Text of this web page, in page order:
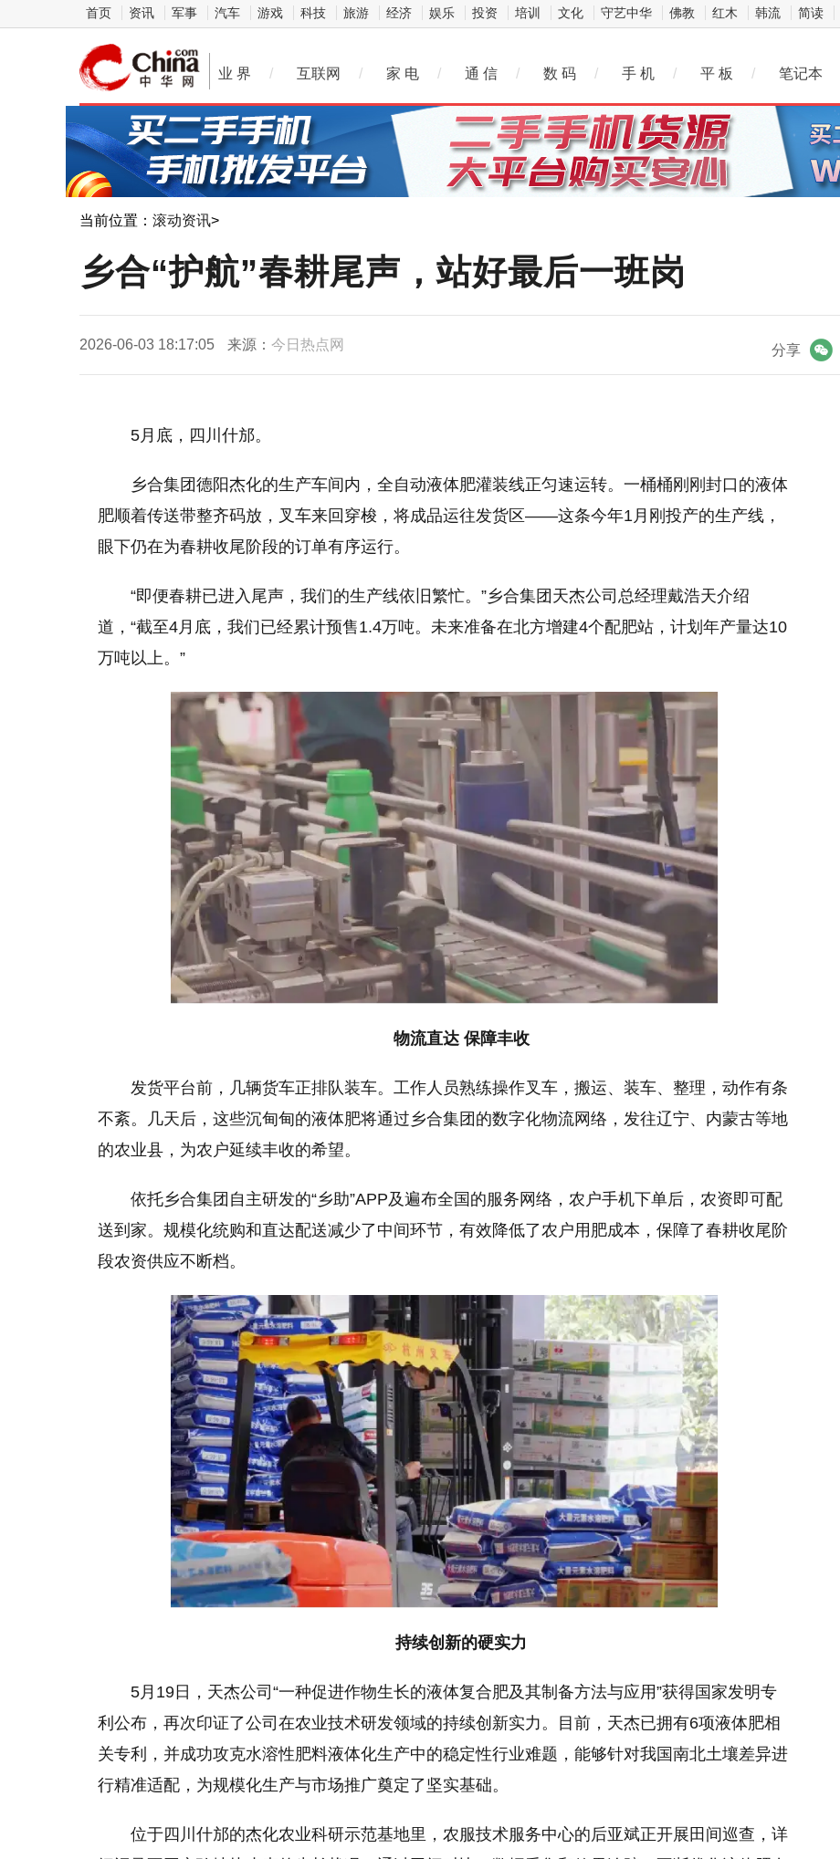
首页 资讯 军事 汽车 游戏 科技 旅游 经济 娱乐 投资 培训 文化 守艺中华 佛教 红木 韩流 简读
业 界 / 互联网 / 家 电 / 通 信 / 数 码 / 手 机 / 平 板 / 笔记本
当前位置： 滚动资讯>
乡合“护航”春耕尾声，站好最后一班岗
2026-06-03 18:17:05 来源： 今日热点网 分享
5月底，四川什邡。
乡合集团德阳杰化的生产车间内，全自动液体肥灌装线正匀速运转。一桶桶刚刚封口的液体
肥顺着传送带整齐码放，叉车来回穿梭，将成品运往发货区——这条今年1月刚投产的生产线，
眼下仍在为春耕收尾阶段的订单有序运行。
“即便春耕已进入尾声，我们的生产线依旧繁忙。”乡合集团天杰公司总经理戴浩天介绍
道，“截至4月底，我们已经累计预售1.4万吨。未来准备在北方增建4个配肥站，计划年产量达10
万吨以上。”
物流直达 保障丰收
发货平台前，几辆货车正排队装车。工作人员熟练操作叉车，搬运、装车、整理，动作有条
不紊。几天后，这些沉甸甸的液体肥将通过乡合集团的数字化物流网络，发往辽宁、内蒙古等地
的农业县，为农户延续丰收的希望。
依托乡合集团自主研发的“乡助”APP及遍布全国的服务网络，农户手机下单后，农资即可配
送到家。规模化统购和直达配送减少了中间环节，有效降低了农户用肥成本，保障了春耕收尾阶
段农资供应不断档。
持续创新的硬实力
5月19日，天杰公司“一种促进作物生长的液体复合肥及其制备方法与应用”获得国家发明专
利公布，再次印证了公司在农业技术研发领域的持续创新实力。目前，天杰已拥有6项液体肥相
关专利，并成功攻克水溶性肥料液体化生产中的稳定性行业难题，能够针对我国南北土壤差异进
行精准适配，为规模化生产与市场推广奠定了坚实基础。
位于四川什邡的杰化农业科研示范基地里，农服技术服务中心的后亚斌正开展田间巡查，详